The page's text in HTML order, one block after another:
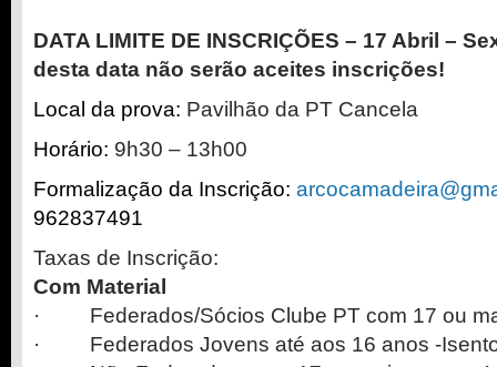
DATA LIMITE DE INSCRIÇÕES – 17 Abril –
desta data não serão aceites inscrições!
Local da prova: Pavilhão da PT Cancela
Horário: 9h30 – 13h00
Formalização da Inscrição: arcocamadeira@
962837491
Taxas de Inscrição:
Com Material
· Federados/Sócios Clube PT com 17 ou
· Federados Jovens até aos 16 anos -